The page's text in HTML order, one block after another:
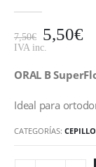
7,50€ 5,50€
IVA inc.
ORAL B
Ideal para
CATEGORÍAS: